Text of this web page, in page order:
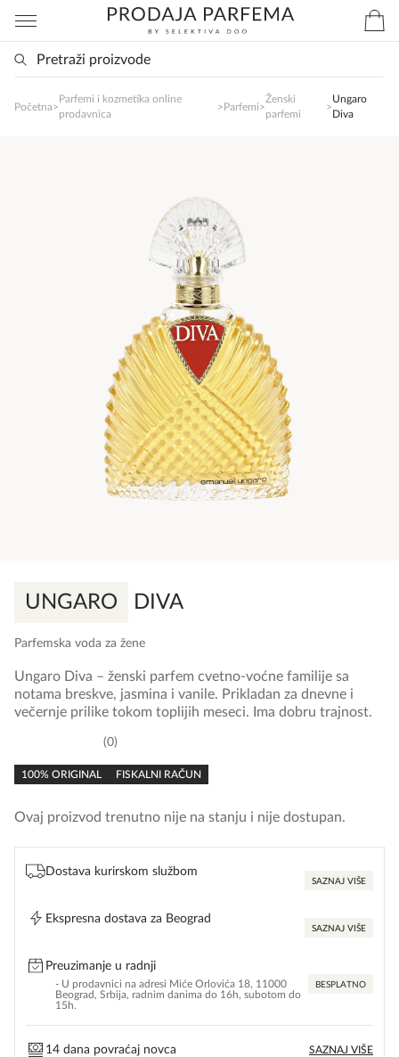
Početna>
Parfemi i kozmetika online
prodavnica
>Parfemi>
Ženski
parfemi
>
Ungaro
Diva
UNGARO DIVA
Parfemska voda za žene
rating
0
100% ORIGINAL FISKALNI RAČUN
Ungaro Diva – ženski parfem cvetno-voćne familije sa
notama breskve, jasmina i vanile. Prikladan za dnevne i
večernje prilike tokom toplijih meseci. Ima dobru trajnost.
Ovaj proizvod trenutno nije na stanju i nije dostupan.
Dostava kurirskom službom
SAZNAJ VIŠE
Ekspresna dostava za Beograd
SAZNAJ VIŠE
Preuzimanje u radnji
- U prodavnici na adresi Miće Orlovića 18, 11000
Beograd, Srbija, radnim danima do 16h, subotom do
15h.
BESPLATNO
14 dana povraćaj novca SAZNAJ VIŠE
SlađanAi Asistent
poručite svoj omiljeni parfem danas ali i za